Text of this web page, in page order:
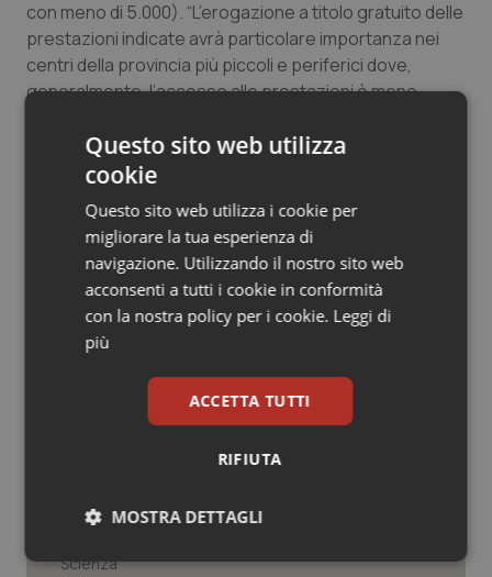
Salute orale & impianti
Sangue & coagulazione
Tiroide
Tumore al seno
Tumore ovarico
Tumori del Polmone & Testa Collo
Ulcera & Reflusso
con meno di 5.000). “L’erogazione a titolo gratuito delle
prestazioni indicate avrà particolare importanza nei
centri della provincia più piccoli e periferici dove,
generalmente, l’accesso alle prestazioni è meno
© Riproduzione riservata
Potrebbe interessarti in
Abruzzo
Spallanzani: capire la ricerca per
Questo sito web utilizza
cookie
Questo sito web utilizza i cookie per
migliorare la tua esperienza di
navigazione. Utilizzando il nostro sito web
acconsenti a tutti i cookie in conformità
con la nostra policy per i cookie. Leggi di
più
ACCETTA TUTTI
RIFIUTA
MOSTRA DETTAGLI
Necessari Statistici Marketing